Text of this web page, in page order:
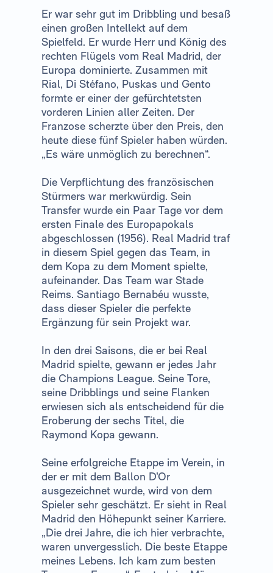
Er war sehr gut im Dribbling und besaß
einen großen Intellekt auf dem
Spielfeld. Er wurde Herr und König des
rechten Flügels vom Real Madrid, der
Europa dominierte. Zusammen mit
Rial, Di Stéfano, Puskas und Gento
formte er einer der gefürchtetsten
vorderen Linien aller Zeiten. Der
Franzose scherzte über den Preis, den
heute diese fünf Spieler haben würden.
„Es wäre unmöglich zu berechnen“.
Die Verpflichtung des französischen
Stürmers war merkwürdig. Sein
Transfer wurde ein Paar Tage vor dem
ersten Finale des Europapokals
abgeschlossen (1956). Real Madrid traf
in diesem Spiel gegen das Team, in
dem Kopa zu dem Moment spielte,
aufeinander. Das Team war Stade
Reims. Santiago Bernabéu wusste,
dass dieser Spieler die perfekte
Ergänzung für sein Projekt war.
In den drei Saisons, die er bei Real
Madrid spielte, gewann er jedes Jahr
die Champions League. Seine Tore,
seine Dribblings und seine Flanken
erwiesen sich als entscheidend für die
Eroberung der sechs Titel, die
Raymond Kopa gewann.
Seine erfolgreiche Etappe im Verein, in
der er mit dem Ballon D’Or
ausgezeichnet wurde, wird von dem
Spieler sehr geschätzt. Er sieht in Real
Madrid den Höhepunkt seiner Karriere.
„Die drei Jahre, die ich hier verbrachte,
waren unvergesslich. Die beste Etappe
meines Lebens. Ich kam zum besten